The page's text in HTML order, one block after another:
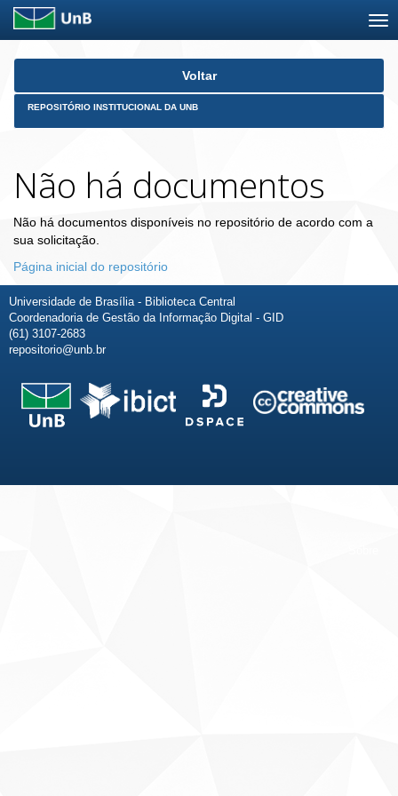
Skip
Voltar
REPOSITÓRIO INSTITUCIONAL DA UNB
Não há documentos
Não há documentos disponíveis no repositório de acordo com a
sua solicitação.
Página inicial do repositório
Universidade de Brasília - Biblioteca Central
Coordenadoria de Gestão da Informação Digital - GID
(61) 3107-2683
repositorio@unb.br